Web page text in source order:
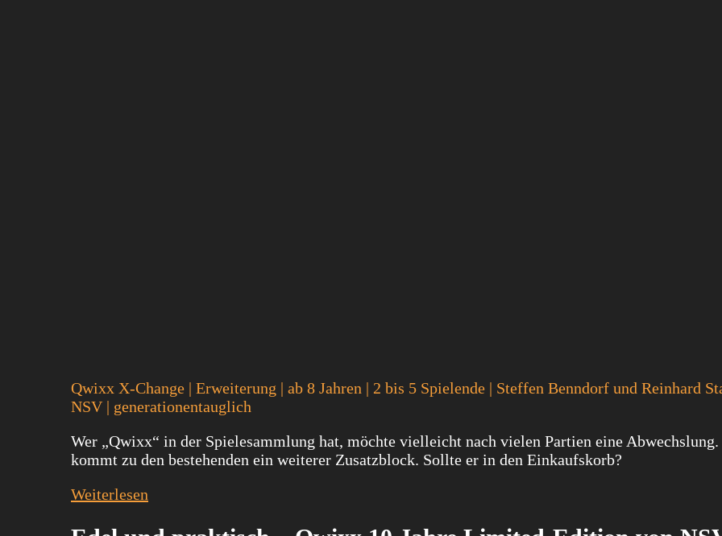
Qwixx X-Change | Erweiterung | ab 8 Jahren | 2 bis 5 Spielende | Steffen Benndorf und Reinhard
NSV | generationentauglich
Wer „Qwixx“ in der Spielesammlung hat, möchte vielleicht nach vielen Partien eine
kommt zu den bestehenden ein weiterer Zusatzblock. Sollte er in den Einkaufskorb?
Weiterlesen